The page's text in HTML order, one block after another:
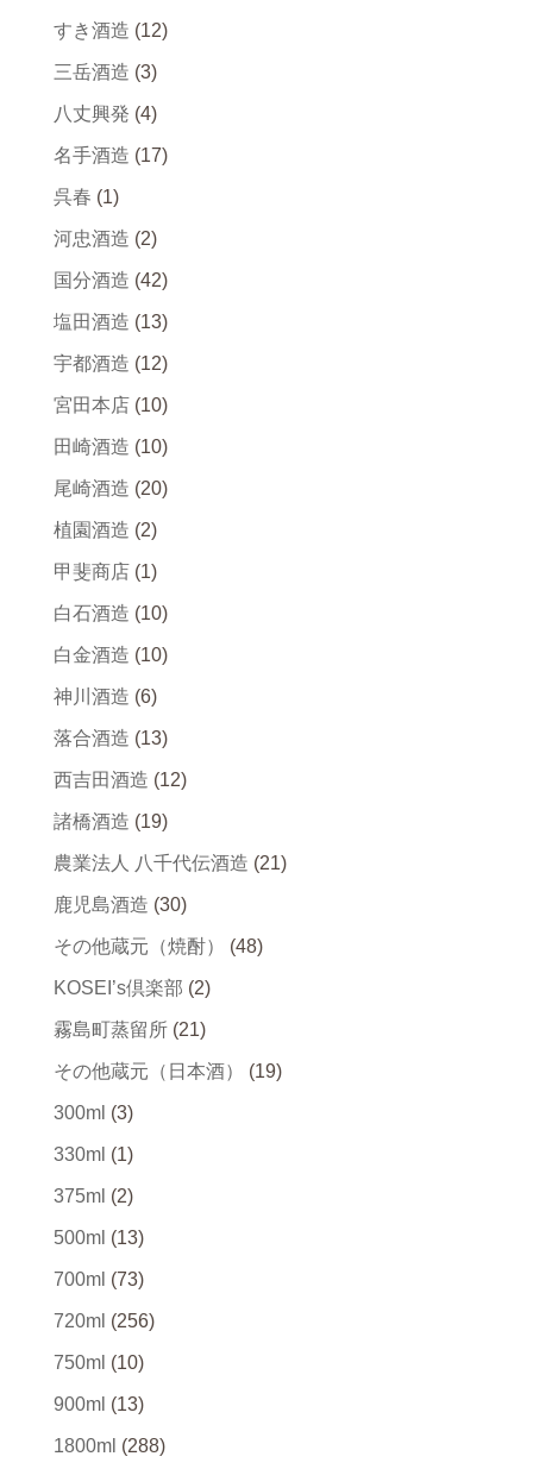
すき酒造 (12)
三岳酒造 (3)
八丈興発 (4)
名手酒造 (17)
呉春 (1)
河忠酒造 (2)
国分酒造 (42)
塩田酒造 (13)
宇都酒造 (12)
宮田本店 (10)
田崎酒造 (10)
尾崎酒造 (20)
植園酒造 (2)
甲斐商店 (1)
白石酒造 (10)
白金酒造 (10)
神川酒造 (6)
落合酒造 (13)
西吉田酒造 (12)
諸橋酒造 (19)
農業法人 八千代伝酒造 (21)
鹿児島酒造 (30)
その他蔵元（焼酎） (48)
KOSEI’s倶楽部 (2)
霧島町蒸留所 (21)
その他蔵元（日本酒） (19)
300ml (3)
330ml (1)
375ml (2)
500ml (13)
700ml (73)
720ml (256)
750ml (10)
900ml (13)
1800ml (288)